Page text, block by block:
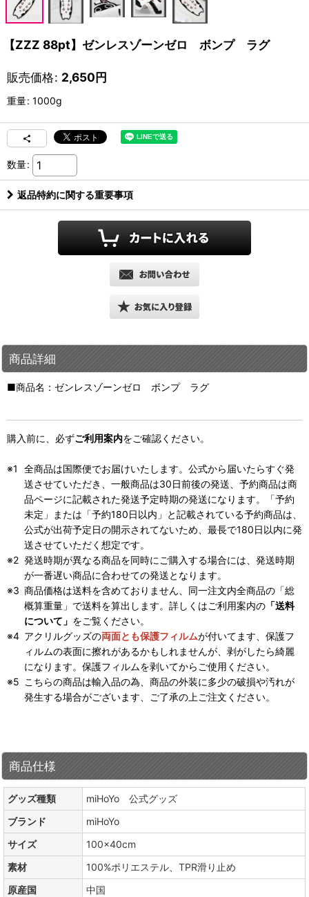
【ZZZ 88pt】ゼンレスゾーンゼロ ボンプ ラグ
販売価格: 2,650円
重量: 1000g
数量:
返品特約に関する重要事項
商品詳細
■商品名：ゼンレスゾーンゼロ ボンプ ラグ
購入前に、必ずご利用案内をご確認ください。
全商品は国際便でお届けいたします。公式から届いたらすぐ発
送させていただき、一般商品は30日前後の発送、予約商品は商
品ページに記載された発送予定時期の発送になります。「予約
未定」または「予約180日以内」と記載されている予約商品は、
公式が出荷予定日の開示されてないため、最長で180日以内に発
送させていただく想定です。
発送時期が異なる商品を同時にご購入する場合には、発送時期
が一番遅い商品に合わせての発送となります。
商品価格は送料を含めておりません、同一注文内全商品の「総
概算重量」で送料を算出します。詳しくはご利用案内の 「送料
について」 をご覧ください。
アクリルグッズの両面とも保護フィルムが付いてます、保護フ
ィルムの表面に擦れがあるかもしれませんが、剥がしたら綺麗
になります。保護フィルムを剥いてからご使用ください。
こちらの商品は輸入品の為、商品の外装に多少の破損や汚れが
発生する場合がございます、ご了承の上ご注文ください。
商品仕様
グッズ種類
miHoYo 公式グッズ
ブランド
miHoYo
サイズ
100×40cm
素材
100%ポリエステル、TPR滑り止め
原産国
中国